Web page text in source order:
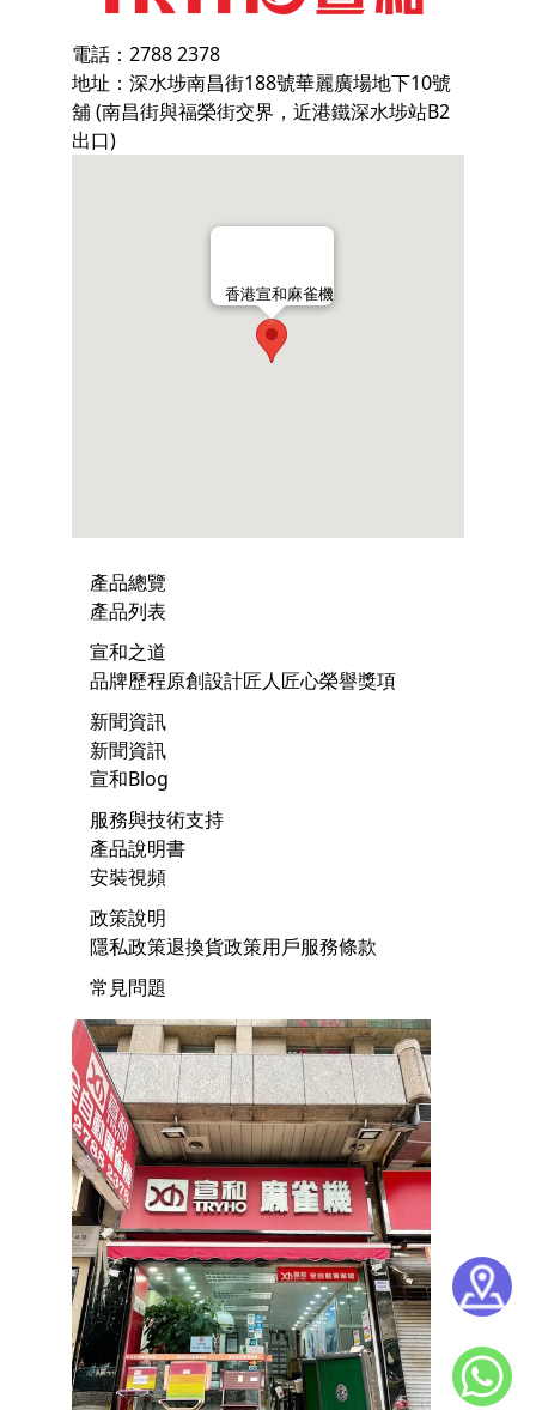
電話：2788 2378
地址：深水埗南昌街188號華麗廣場地下10號
舖 (南昌街與福榮街交界，近港鐵深水埗站B2
出口)
香港宣和麻雀機
產品總覽
產品列表
宣和之道
品牌歷程原創設計匠人匠心榮譽獎項
新聞資訊
新聞資訊
宣和Blog
服務與技術支持
產品說明書
安裝視頻
政策說明
隱私政策退換貨政策用戶服務條款
常見問題